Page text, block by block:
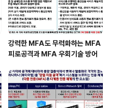
강력한 MFA도 무력화하는 MFA
피로공격과 MFA 우회기술 방어